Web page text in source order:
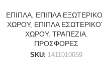
ΕΠΙΠΛΑ, ΕΠΙΠΛΑ
ΧΩΡΟΥ, ΕΠΙΠΛΑ
ΧΩΡΟΥ, ΤΡΑΠΕΖΙΑ,
ΠΡΟΣΦΟΡΕΣ
SKU: 1411010059